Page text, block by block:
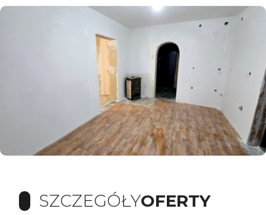
SZCZEGÓŁYOFERTY